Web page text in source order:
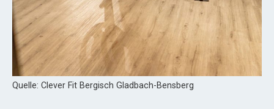
Quelle: Clever Fit Bergisch Gladbach-Bensberg